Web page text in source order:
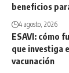
beneficios
4 agosto, 2026
ESAVI: cómo
que investiga
vacunación